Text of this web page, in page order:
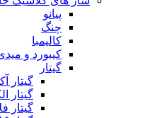
پیانو
چنگ
کالیمبا
کیبورد و
گیتار
گیتار
گیتار
گیتار